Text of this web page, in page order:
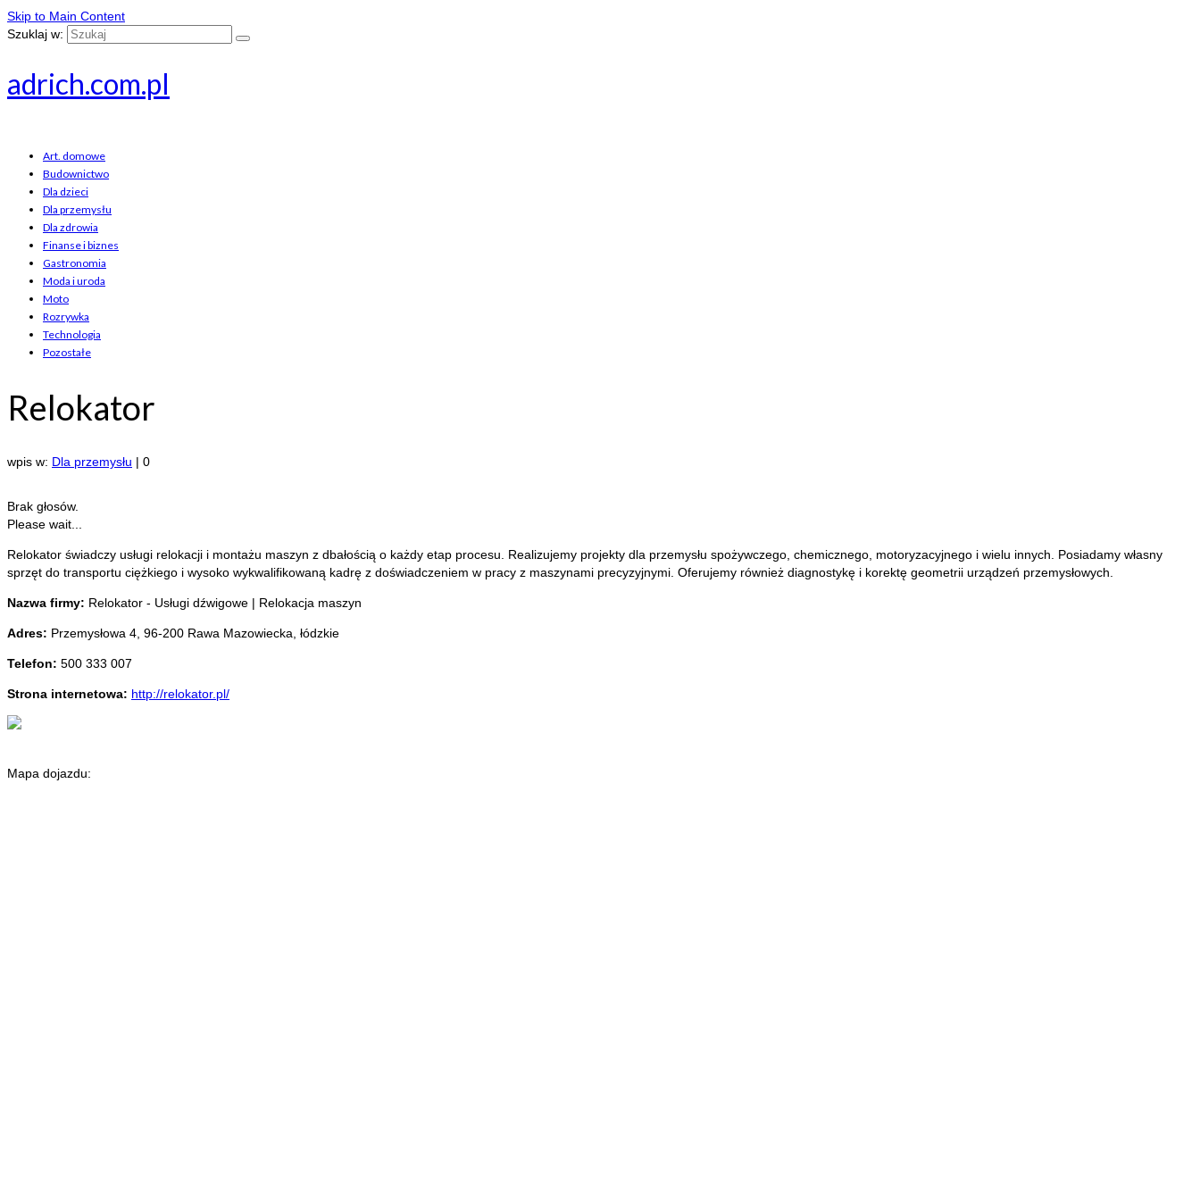
Skip to Main Content
Szuklaj w:
adrich.com.pl
Art. domowe
Budownictwo
Dla dzieci
Dla przemysłu
Dla zdrowia
Finanse i biznes
Gastronomia
Moda i uroda
Moto
Rozrywka
Technologia
Pozostałe
Relokator
wpis w: Dla przemysłu | 0
Brak głosów.
Please wait...
Relokator świadczy usługi relokacji i montażu maszyn z dbałością o każdy etap procesu. Realizujemy projekty dla przemysłu spożywczego, chemicznego, motoryzacyjnego i wielu innych. Posiadamy własny
sprzęt do transportu ciężkiego i wysoko wykwalifikowaną kadrę z doświadczeniem w pracy z maszynami precyzyjnymi. Oferujemy również diagnostykę i korektę geometrii urządzeń przemysłowych.
Nazwa firmy: Relokator - Usługi dźwigowe | Relokacja maszyn
Adres: Przemysłowa 4 96-200 Rawa Mazowiecka łódzkie
Telefon: 500 333 007
Strona internetowa: http://relokator.pl/
Mapa dojazdu: